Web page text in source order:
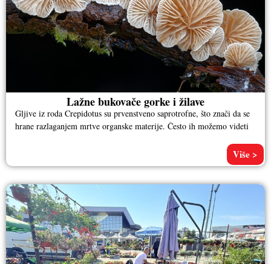
Lažne bukovače gorke i žilave
Gljive iz roda Crepidotus su prvenstveno saprotrofne, što znači da se
hrane razlaganjem mrtve organske materije. Često ih možemo videti
Više >